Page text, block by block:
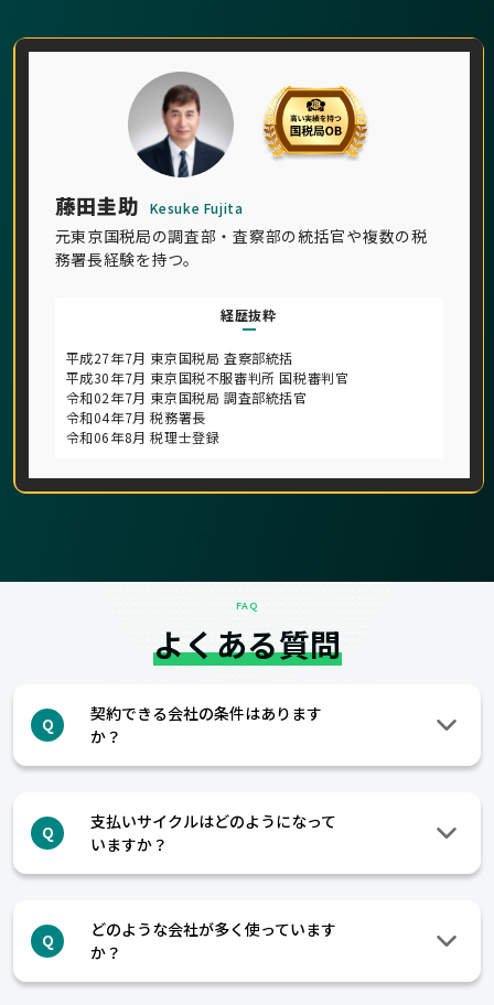
藤田圭助 Kesuke Fujita
元東京国税局の調査部・査察部の統括官や複数の税
務署長経験を持つ。
経歴抜粋
平成27年7月 東京国税局 査察部統括
平成30年7月 東京国税不服審判所 国税審判官
令和02年7月 東京国税局 調査部統括官
令和04年7月 税務署長
令和06年8月 税理士登録
FAQ
よくある質問
Q
契約できる会社の条件はあります
か？
Q
支払いサイクルはどのようになって
いますか？
Q
どのような会社が多く使っています
か？